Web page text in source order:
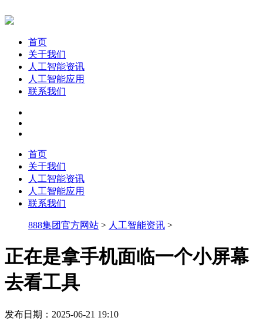
首页
关于我们
人工智能资讯
人工智能应用
联系我们
首页
关于我们
人工智能资讯
人工智能应用
联系我们
888集团官方网站 > 人工智能资讯 >
正在是拿手机面临一个小屏幕
去看工具
发布日期：2025-06-21 19:10